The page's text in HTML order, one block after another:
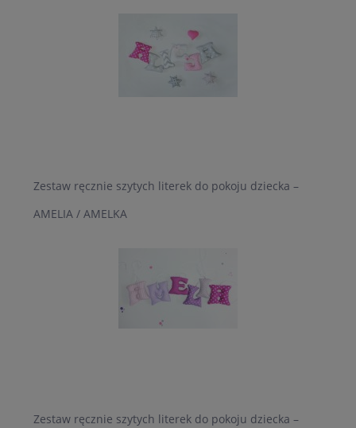
Zestaw ręcznie szytych literek do pokoju dziecka –
AMELIA / AMELKA
Zestaw ręcznie szytych literek do pokoju dziecka –